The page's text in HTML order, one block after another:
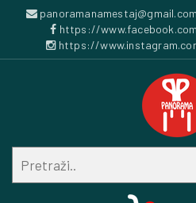
panoramanamestaj@gmail.com
https://
https://